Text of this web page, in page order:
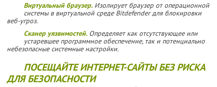
Виртуальный браузер. Изолирует браузер от операционной
системы в виртуальной среде Bitdefender для блокировки
веб-угроз.
Сканер уязвимостей. Определяет как отсутствующее или
устаревшее программное обеспечение, так и потенциально
небезопасные системные настройки.
ПОСЕЩАЙТЕ ИНТЕРНЕТ-САЙТЫ БЕЗ РИСКА
ДЛЯ БЕЗОПАСНОСТИ